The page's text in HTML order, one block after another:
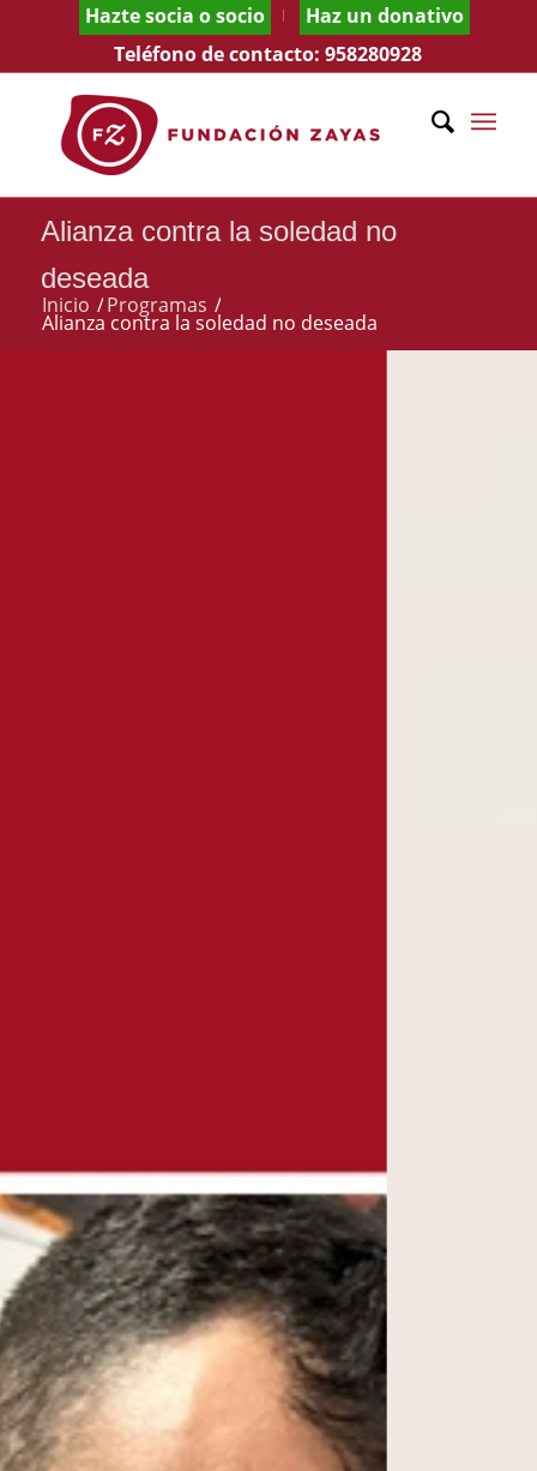
Hazte socia o socio
Haz un donativo
Teléfono de contacto:958280928
Alianza contra la soledad no
deseada
Inicio /Programas /
Alianza contra la soledad no deseada